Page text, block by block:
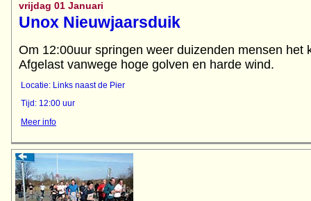
vrijdag 01 Januari
Unox Nieuwjaarsduik
Om 12:00uur springen weer duizenden mensen het
Afgelast vanwege hoge golven en harde wind.
Locatie: Links naast de Pier
Tijd: 12:00 uur
Meer info